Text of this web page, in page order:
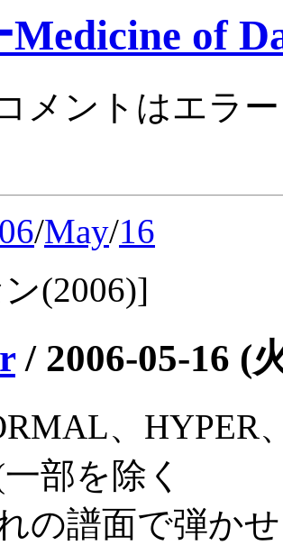
of
メントはエラ
/May/16
(2006)]
/ 2006-05-16 (
、HYPER
部を除く
の譜面で弾か